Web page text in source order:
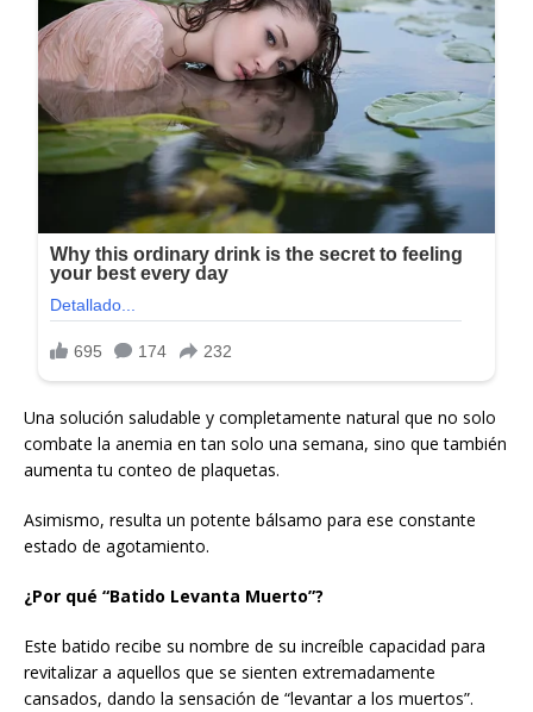
Una solución saludable y completamente natural que no solo
combate la anemia en tan solo una semana, sino que también
aumenta tu conteo de plaquetas.
Asimismo, resulta un potente bálsamo para ese constante
estado de agotamiento.
¿Por qué “Batido Levanta Muerto”?
Este batido recibe su nombre de su increíble capacidad para
revitalizar a aquellos que se sienten extremadamente
cansados, dando la sensación de “levantar a los muertos”.